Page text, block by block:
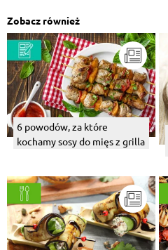
Zobacz również
6 powodów, za które
kochamy sosy do mięs z grilla